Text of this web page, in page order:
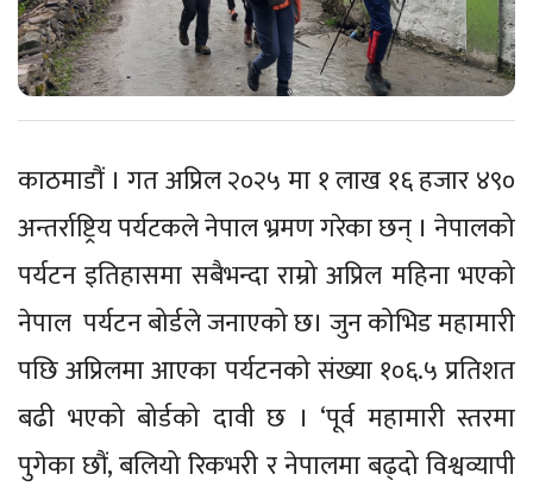
काठमाडौं । गत अप्रिल २०२५ मा १ लाख १६ हजार ४९०
अन्तर्राष्ट्रिय पर्यटकले नेपाल भ्रमण गरेका छन् । नेपालको
पर्यटन इतिहासमा सबैभन्दा राम्रो अप्रिल महिना भएको
नेपाल पर्यटन बोर्डले जनाएको छ। जुन कोभिड महामारी
पछि अप्रिलमा आएका पर्यटनको संख्या १०६.५ प्रतिशत
बढी भएको बोर्डको दावी छ । ‘पूर्व महामारी स्तरमा
पुगेका छौं, बलियो रिकभरी र नेपालमा बढ्दो विश्वव्यापी